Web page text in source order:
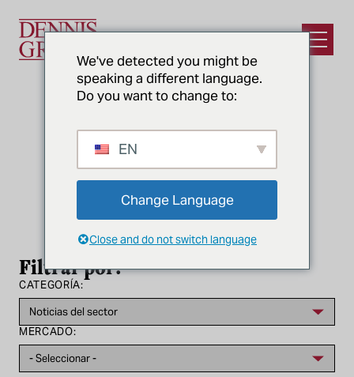
Abrir el
CATEGORÍA
Noticias del sector
Filtrar por:
CATEGORÍA:
MERCADO:
We've detected you might be
speaking a different language.
Do you want to change to:
EN
Change Language
Close and do not switch language